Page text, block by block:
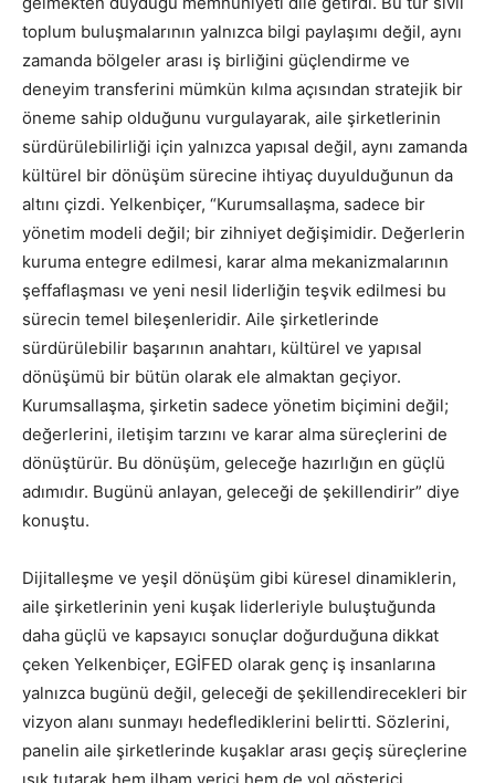
toplum buluşmalarının yalnızca bilgi paylaşımı değil, aynı
zamanda bölgeler arası iş birliğini güçlendirme ve
deneyim transferini mümkün kılma açısından stratejik bir
öneme sahip olduğunu vurgulayarak, aile şirketlerinin
sürdürülebilirliği için yalnızca yapısal değil, aynı zamanda
kültürel bir dönüşüm sürecine ihtiyaç duyulduğunun da
altını çizdi. Yelkenbiçer, “Kurumsallaşma, sadece bir
yönetim modeli değil; bir zihniyet değişimidir. Değerlerin
kuruma entegre edilmesi, karar alma mekanizmalarının
şeffaflaşması ve yeni nesil liderliğin teşvik edilmesi bu
sürecin temel bileşenleridir. Aile şirketlerinde
sürdürülebilir başarının anahtarı, kültürel ve yapısal
dönüşümü bir bütün olarak ele almaktan geçiyor.
Kurumsallaşma, şirketin sadece yönetim biçimini değil;
değerlerini, iletişim tarzını ve karar alma süreçlerini de
dönüştürür. Bu dönüşüm, geleceğe hazırlığın en güçlü
adımıdır. Bugünü anlayan, geleceği de şekillendirir” diye
konuştu.
Dijitalleşme ve yeşil dönüşüm gibi küresel dinamiklerin,
aile şirketlerinin yeni kuşak liderleriyle buluştuğunda
daha güçlü ve kapsayıcı sonuçlar doğurduğuna dikkat
çeken Yelkenbiçer, EGİFED olarak genç iş insanlarına
yalnızca bugünü değil, geleceği de şekillendirecekleri bir
vizyon alanı sunmayı hedeflediklerini belirtti. Sözlerini,
panelin aile şirketlerinde kuşaklar arası geçiş süreçlerine